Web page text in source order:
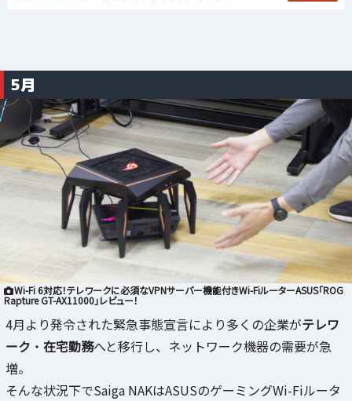
5月
Wi-Fi 6対応！テレワークに必須なVPNサーバー機能付きWi-FiルーターASUS「ROG
Rapture GT-AX11000」レビュー！
4月より発令された緊急事態宣言により多くの企業がテレワ
ーク ・ 在宅勤務へと移行し、ネットワーク機器の需要が急
増。
そんな状況下でSaiga NAKはASUSのゲーミングWi-Fiルータ